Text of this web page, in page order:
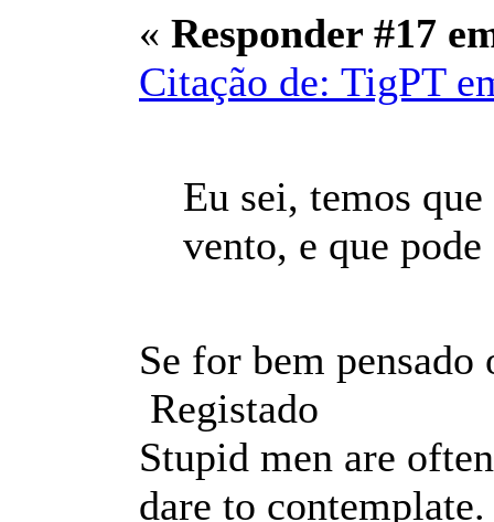
« Responder #17
Citação de: TigPT
Eu sei, temos
vento, e que
Se for bem
Registado
Stupid men are
dare to contemplate.